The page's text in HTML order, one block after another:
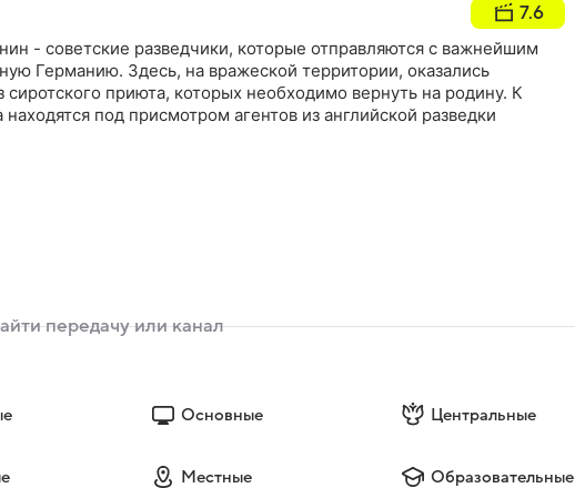
7.6
- советские разведчики, которые отправляются с важнейшим
Германию. Здесь, на вражеской территории, оказались
сиротского приюта, которых необходимо вернуть на родину. К
под присмотром агентов из английской разведки
Основные Центральные
Местные Образовательные